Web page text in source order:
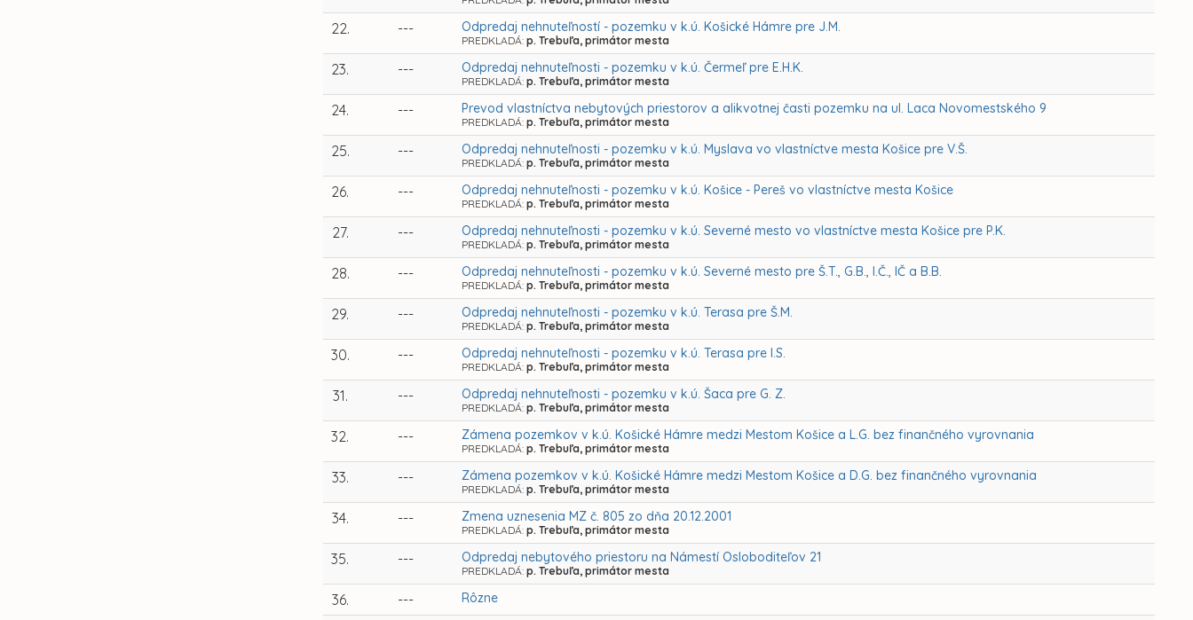
22. --- Odpredaj nehnuteľností - pozemku v k.ú. Košické Hámre pre J.M.
PREDKLADÁ:p. Trebuľa, primátor mesta
23. --- Odpredaj nehnuteľnosti - pozemku v k.ú. Čermeľ pre E.H.K.
PREDKLADÁ:p. Trebuľa, primátor mesta
24. --- Prevod vlastníctva nebytových priestorov a alikvotnej časti pozemku na ul. Laca Novomestského 9
PREDKLADÁ:p. Trebuľa, primátor mesta
25. --- Odpredaj nehnuteľnosti - pozemku v k.ú. Myslava vo vlastníctve mesta Košice pre V.Š.
PREDKLADÁ:p. Trebuľa, primátor mesta
26. --- Odpredaj nehnuteľnosti - pozemku v k.ú. Košice - Pereš vo vlastníctve mesta Košice
PREDKLADÁ:p. Trebuľa, primátor mesta
27. --- Odpredaj nehnuteľnosti - pozemku v k.ú. Severné mesto vo vlastníctve mesta Košice pre P.K.
PREDKLADÁ:p. Trebuľa, primátor mesta
28. --- Odpredaj nehnuteľnosti - pozemku v k.ú. Severné mesto pre Š.T., G.B., I.Č., IČ a B.B.
PREDKLADÁ:p. Trebuľa, primátor mesta
29. --- Odpredaj nehnuteľnosti - pozemku v k.ú. Terasa pre Š.M.
PREDKLADÁ:p. Trebuľa, primátor mesta
30. --- Odpredaj nehnuteľnosti - pozemku v k.ú. Terasa pre I.S.
PREDKLADÁ:p. Trebuľa, primátor mesta
31. --- Odpredaj nehnuteľnosti - pozemku v k.ú. Šaca pre G. Z.
PREDKLADÁ:p. Trebuľa, primátor mesta
32. --- Zámena pozemkov v k.ú. Košické Hámre medzi Mestom Košice a L.G. bez finančného vyrovnania
PREDKLADÁ:p. Trebuľa, primátor mesta
33. --- Zámena pozemkov v k.ú. Košické Hámre medzi Mestom Košice a D.G. bez finančného vyrovnania
PREDKLADÁ:p. Trebuľa, primátor mesta
34. --- Zmena uznesenia MZ č. 805 zo dňa 20.12.2001
PREDKLADÁ:p. Trebuľa, primátor mesta
35. --- Odpredaj nebytového priestoru na Námestí Osloboditeľov 21
PREDKLADÁ:p. Trebuľa, primátor mesta
36. --- Rôzne